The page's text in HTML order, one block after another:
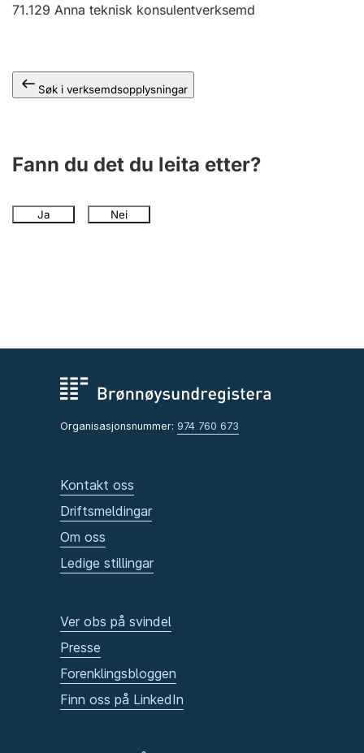
71.129 Anna teknisk konsulentverksemd
Søk i verksemdsopplysningar
Fann du det du leita etter?
Ja Nei
Organisasjonsnummer: 974 760 673
Kontakt oss
Driftsmeldingar
Om oss
Ledige stillingar
Ver obs på svindel
Presse
Forenklingsbloggen
Finn oss på LinkedIn